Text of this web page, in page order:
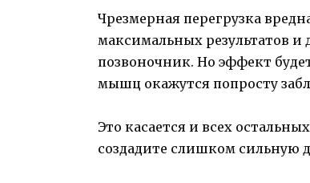
Чрезмерная перегрузка
максимальных результатов и
позвоночник. Но эффект
мышц окажутся попросту
Это ка­сается и всех
создадите слишком сильную